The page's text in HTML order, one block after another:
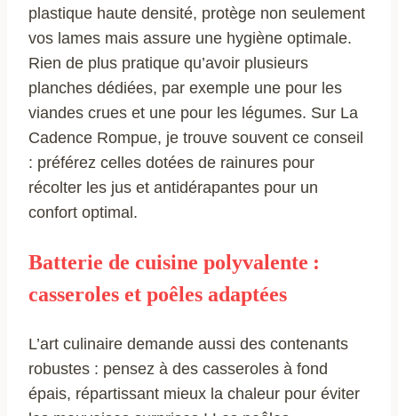
plastique haute densité, protège non seulement
vos lames mais assure une hygiène optimale.
Rien de plus pratique qu’avoir plusieurs
planches dédiées, par exemple une pour les
viandes crues et une pour les légumes. Sur La
Cadence Rompue, je trouve souvent ce conseil
: préférez celles dotées de rainures pour
récolter les jus et antidérapantes pour un
confort optimal.
Batterie de cuisine polyvalente :
casseroles et poêles adaptées
L’art culinaire demande aussi des contenants
robustes : pensez à des casseroles à fond
épais, répartissant mieux la chaleur pour éviter